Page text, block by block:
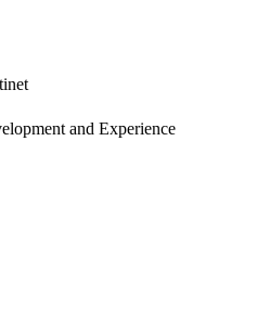
and Experience